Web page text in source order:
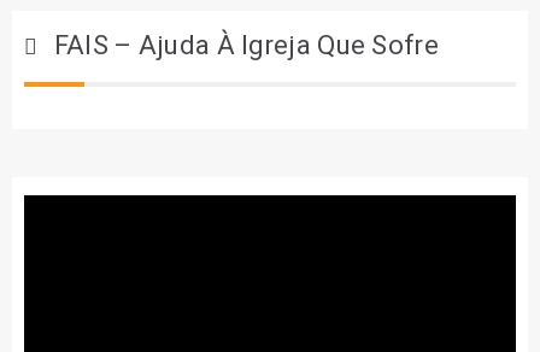
FAIS – Ajuda À Igreja Que Sofre